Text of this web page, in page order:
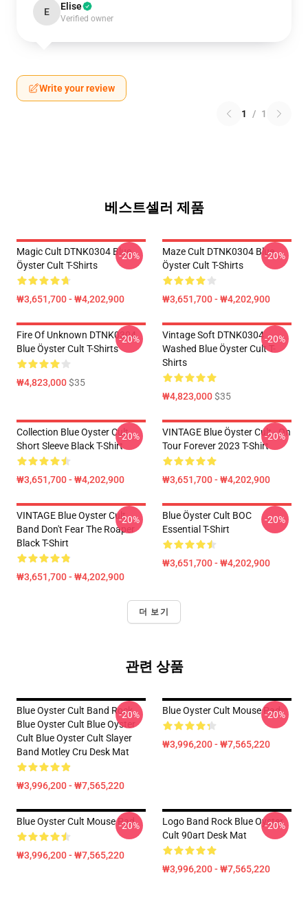
E Elise
Verified owner
Write your review
1 / 1
베스트셀러 제품
Magic Cult DTNK0304 Blue
Öyster Cult T-Shirts
₩3,651,700 - ₩4,202,900
-20%
Maze Cult DTNK0304 Blue
Öyster Cult T-Shirts
₩3,651,700 - ₩4,202,900
-20%
Fire Of Unknown DTNK0304
Blue Öyster Cult T-Shirts
₩4,823,000$35
-20%
Vintage Soft DTNK0304
Washed Blue Öyster Cult T-
Shirts
₩4,823,000$35
-20%
Collection Blue Oyster Cult
Short Sleeve Black T-Shirt
₩3,651,700 - ₩4,202,900
-20%
VINTAGE Blue Öyster Cult - On
Tour Forever 2023 T-Shirt
₩3,651,700 - ₩4,202,900
-20%
VINTAGE Blue Oyster Cult
Band Don't Fear The Roaper
Black T-Shirt
₩3,651,700 - ₩4,202,900
-20%
Blue Öyster Cult BOC
Essential T-Shirt
₩3,651,700 - ₩4,202,900
-20%
더 보기
관련 상품
Blue Oyster Cult Band Rock
Blue Oyster Cult Blue Oyster
Cult Blue Oyster Cult Slayer
Band Motley Cru Desk Mat
₩3,996,200 - ₩7,565,220
-20% Blue Oyster Cult Mouse Pad
₩3,996,200 - ₩7,565,220
-20%
Blue Oyster Cult Mouse Pad
₩3,996,200 - ₩7,565,220
-20%
Logo Band Rock Blue Oyster
Cult 90art Desk Mat
₩3,996,200 - ₩7,565,220
-20%